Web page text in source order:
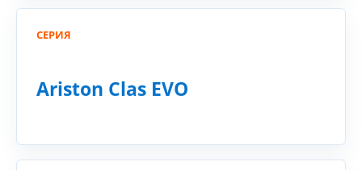
СЕРИЯ
Ariston Clas EVO